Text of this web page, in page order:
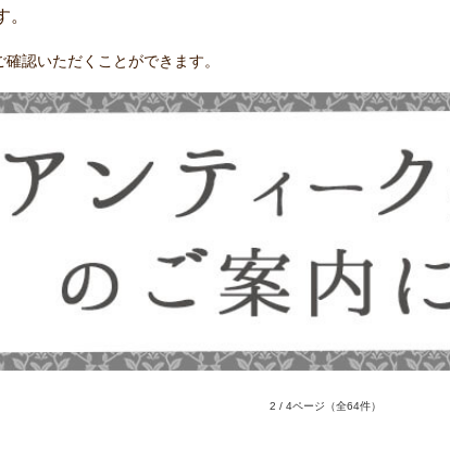
認いただくことができます。
2 / 4ページ （全64件）